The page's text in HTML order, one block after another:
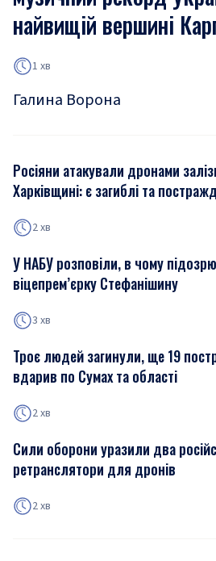
найвищій вершині
1 хв
Галина Ворона
Росіяни атакували дронами
Харківщині: є загиблі та
2 хв
У НАБУ розповіли, в чому
віцепрем’єрку Стефанішину
3 хв
Троє людей загинули, ще 19
вдарив по Сумах та області
2 хв
Сили оборони уразили два
ретранслятори для дронів
2 хв